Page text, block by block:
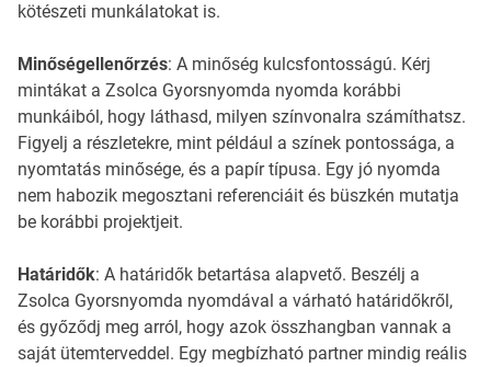
kötészeti munkálatokat is.
Minőségellenőrzés: A minőség kulcsfontosságú. Kérj
mintákat a Zsolca Gyorsnyomda nyomda korábbi
munkáiból, hogy láthasd, milyen színvonalra számíthatsz.
Figyelj a részletekre, mint például a színek pontossága, a
nyomtatás minősége, és a papír típusa. Egy jó nyomda
nem habozik megosztani referenciáit és büszkén mutatja
be korábbi projektjeit.
Határidők: A határidők betartása alapvető. Beszélj a
Zsolca Gyorsnyomda nyomdával a várható határidőkről,
és győződj meg arról, hogy azok összhangban vannak a
saját ütemterveddel. Egy megbízható partner mindig reális